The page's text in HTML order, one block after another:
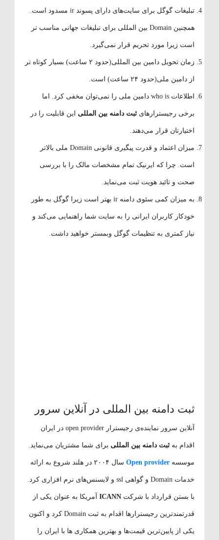
تبلیغات گوگل برای سایت‌های دارای پسوند ir مسدود است.
همچنین Domain بین المللی برای تبلیغات جهانی مناسب تر
است زیرا مورد تحریم قرار نمی‌گیرد.
زمان تحویل دامین بین المللی(حدود ۲ ساعت) بسیار کوتاه تر
از دامین ملی(حدود ۲۴ ساعت) است.
اطلاعات who is دامین ملی را نمی‌توان مخفی کرد. اما
برخی رجیسترارهایثبت دامنه بین المللیاین قابلیت را در
اختیارتان قرار می‌دهند.
میزان اعتماد و قدرت پیگیری قانونی Domain ملی بالاتر
است. چرا که ایرنیک تمام مشخصات مالک را با بررسی
صحت و تائید هویت ثبت می‌نماید.
به میزان کمی سئوی دامنه ir بهتر است زیرا گوگل به طور
خودکار کاربران ایرانی را به سایت شما راهنمایی می‌کند و
نیاز کمتری به تنظیمات گوگل وبمستر خواهید داشت.
ثبت دامنه بین المللی در آنلاین سرور
آنلاین سرور نماینده‌ی رجیسترار open provider در ایران
اقدام به ثبت دامنه بین المللیبرای شما مشتریان می‌نماید.
موسسهOpen provider سال ۲۰۰۴ در هلند شروع به ارائه
خدمات Domain و گواهی ssl و لایسنس‌های نرم افزاری کرد.
با بستن قرارداد با شرکتICANNآمریکا به عنوان یکی از
قدرتمندترین رجیسترارها اقدام به ثبت Domain کرد و اکنون
یکی از پایین‌ترین قیمت‌ها و بهترین همکاری ها با ایران را